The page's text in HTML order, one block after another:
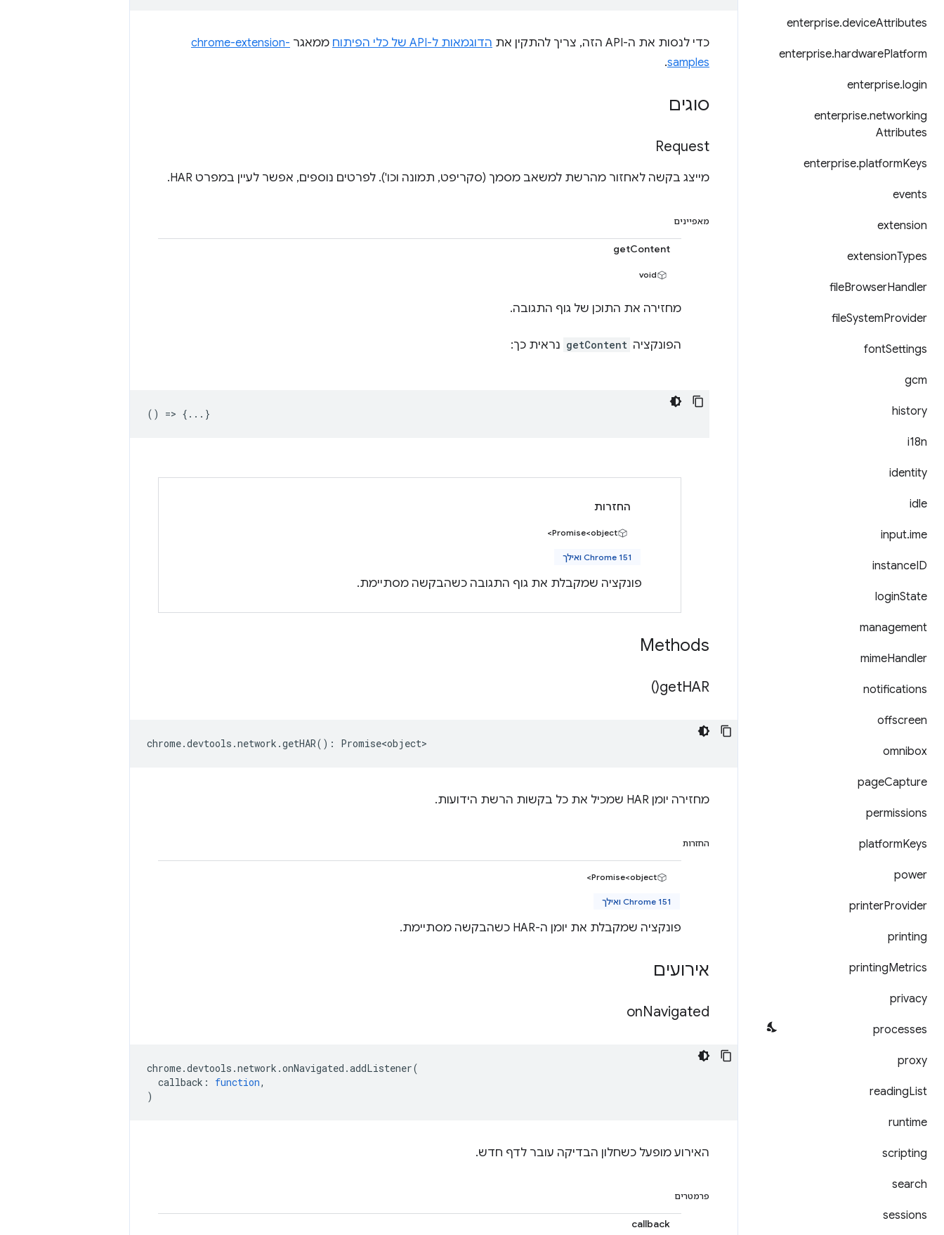
enterprise.deviceAttributes
enterprise.hardwarePlatform
enterprise.login
enterprise.networking
Attributes
enterprise.platformKeys
events
extension
extensionTypes
fileBrowserHandler
fileSystemProvider
fontSettings
gcm
history
i18n
identity
idle
input.ime
instanceID
loginState
management
mimeHandler
notifications
offscreen
omnibox
pageCapture
permissions
platformKeys
power
printerProvider
printing
printingMetrics
privacy
processes
proxy
readingList
runtime
scripting
search
sessions
כדי לנסות את ה-API הזה, צריך להתקין את הדוגמאות ל-API של כלי הפיתוח ממאגר chrome-extension-
samples
.
סוגים
Request
מייצג בקשה לאחזור מהרשת למשאב מסמך (סקריפט, תמונה וכו'). לפרטים נוספים, אפשר לעיין במפרט HAR.
מאפיינים
getContent
void
מחזירה את התוכן של גוף התגובה.
הפונקציה getContent נראית כך:
() => {...}
החזרות
Promise<object>
Chrome 151 ואילך
פונקציה שמקבלת את גוף התגובה כשהבקשה מסתיימת.
Methods
getHAR(
)
chrome.devtools .network .getHAR() : Promise<object>
מחזירה יומן HAR שמכיל את כל בקשות הרשת הידועות.
החזרות
Promise<object>
Chrome 151 ואילך
פונקציה שמקבלת את יומן ה-HAR כשהבקשה מסתיימת.
אירועים
onNavigated
chrome.devtools .network .onNavigated .addListener(
callback : function,
)
האירוע מופעל כשחלון הבדיקה עובר לדף חדש.
פרמטרים
callback